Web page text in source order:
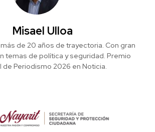
Misael Ulloa
de 20 años de trayectoria. Con gran
temas de política y seguridad. Premio
de Periodismo 2026 en Noticia.